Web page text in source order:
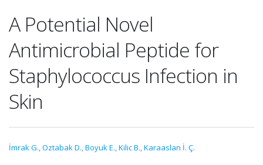
A Potential Novel
Antimicrobial Peptide for
Staphylococcus Infection in
Skin
İmrak G.,Oztabak D.,Boyuk E.,Kilic B.,Karaaslan İ. Ç.